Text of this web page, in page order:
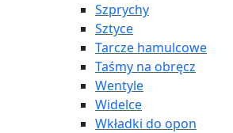
Szprychy
Sztyce
Tarcze hamulcowe
Taśmy na obręcz
Wentyle
Widelce
Wkładki do opon